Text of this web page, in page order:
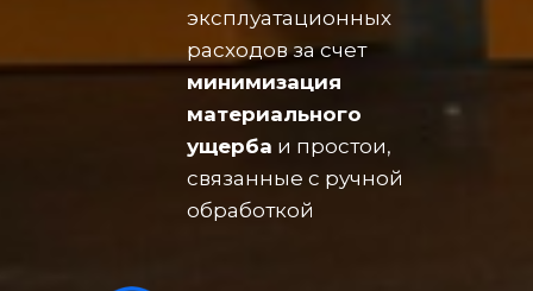
эксплуатационных
расходов за счет
минимизация
материального
ущерба и простои,
связанные с ручной
обработкой